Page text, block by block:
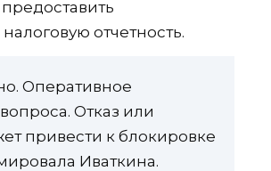
отчетность.
Оперативное
Отказ или
привести к блокировке
Иваткина.